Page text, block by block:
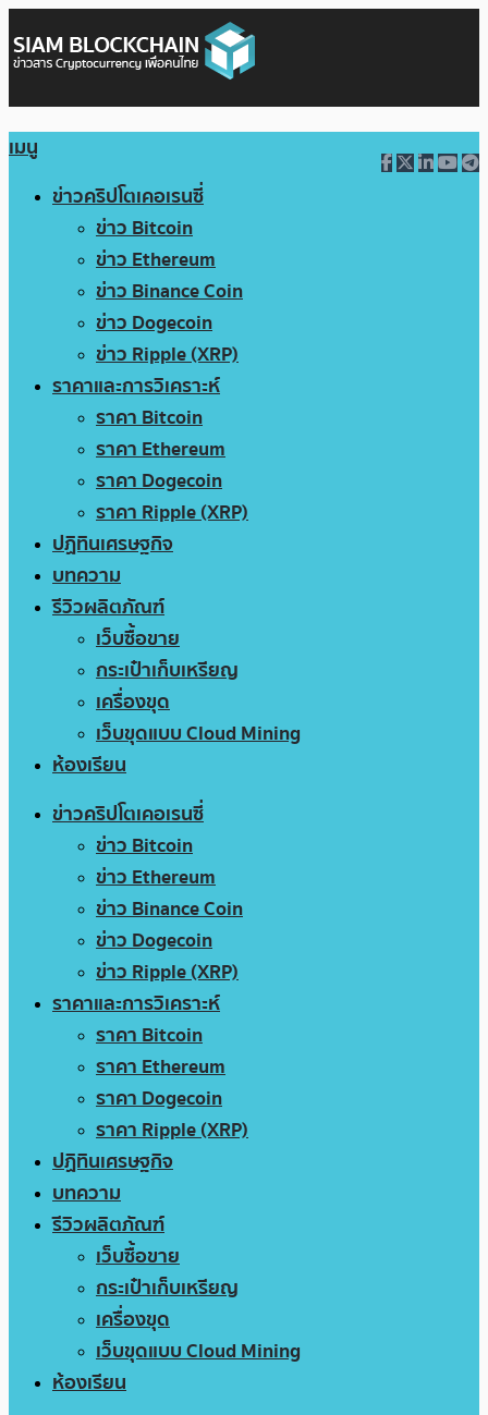
เมนู
ข่าวคริปโตเคอเรนซี่
ข่าว Bitcoin
ข่าว Ethereum
ข่าว Binance Coin
ข่าว Dogecoin
ข่าว Ripple (XRP)
ราคาและการวิเคราะห์
ราคา Bitcoin
ราคา Ethereum
ราคา Dogecoin
ราคา Ripple (XRP)
ปฏิทินเศรษฐกิจ
บทความ
รีวิวผลิตภัณฑ์
เว็บซื้อขาย
กระเป๋าเก็บเหรียญ
เครื่องขุด
เว็บขุดแบบ Cloud Mining
ห้องเรียน
ข่าวคริปโตเคอเรนซี่
ข่าว Bitcoin
ข่าว Ethereum
ข่าว Binance Coin
ข่าว Dogecoin
ข่าว Ripple (XRP)
ราคาและการวิเคราะห์
ราคา Bitcoin
ราคา Ethereum
ราคา Dogecoin
ราคา Ripple (XRP)
ปฏิทินเศรษฐกิจ
บทความ
รีวิวผลิตภัณฑ์
เว็บซื้อขาย
กระเป๋าเก็บเหรียญ
เครื่องขุด
เว็บขุดแบบ Cloud Mining
ห้องเรียน